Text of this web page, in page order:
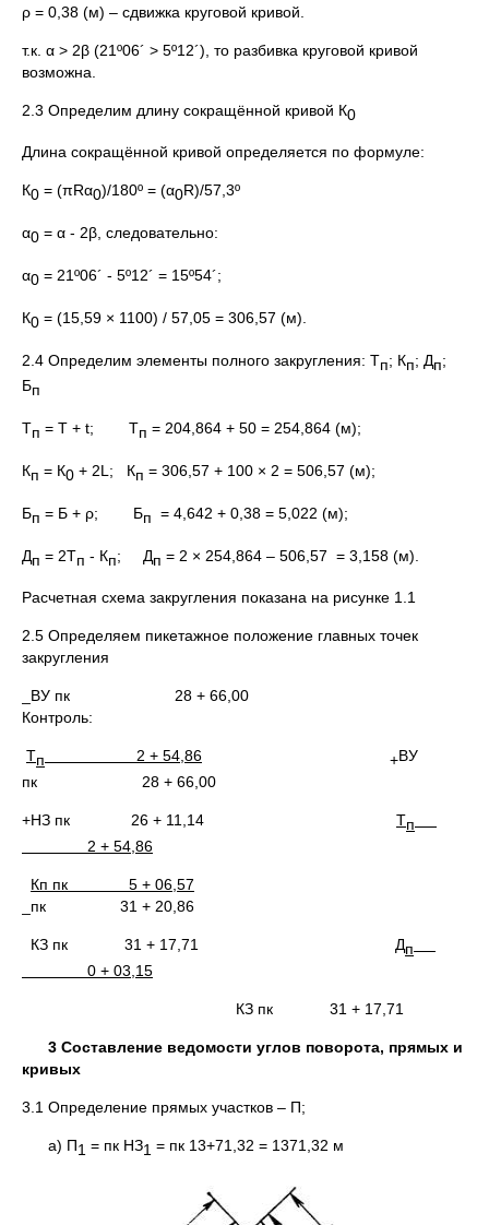
ρ = 0,38 (м) – сдвижка круговой кривой.
т.к. α > 2β (21º06´ > 5º12´), то разбивка круговой кривой
возможна.
2.3 Определим длину сокращённой кривой К0
Длина сокращённой кривой определяется по формуле:
К0 = (πRα0)/180º = (α0R)/57,3º
α0 = α - 2β, следовательно:
α0 = 21º06´ - 5º12´ = 15º54´;
К0 = (15,59 × 1100) / 57,05 = 306,57 (м).
2.4 Определим элементы полного закругления: Тп; Кп; Дп;
Бп
Тп = Т + t; Тп = 204,864 + 50 = 254,864 (м);
Кп = К0 + 2L; Кп = 306,57 + 100 × 2 = 506,57 (м);
Бп = Б + ρ; Бп = 4,642 + 0,38 = 5,022 (м);
Дп = 2Тп - Кп; Дп = 2 × 254,864 – 506,57 = 3,158 (м).
Расчетная схема закругления показана на рисунке 1.1
2.5 Определяем пикетажное положение главных точек
закругления
_ВУ пк 28 + 66,00
Контроль:
Тп 2 + 54,86 +ВУ
пк 28 + 66,00
+НЗ пк 26 + 11,14 Тп
2 + 54,86
Кп пк 5 + 06,57
_пк 31 + 20,86
КЗ пк 31 + 17,71 Дп
0 + 03,15
КЗ пк 31 + 17,71
3 Составление ведомости углов поворота, прямых и
кривых
3.1 Определение прямых участков – П;
а) П1 = пк НЗ1 = пк 13+71,32 = 1371,32 м